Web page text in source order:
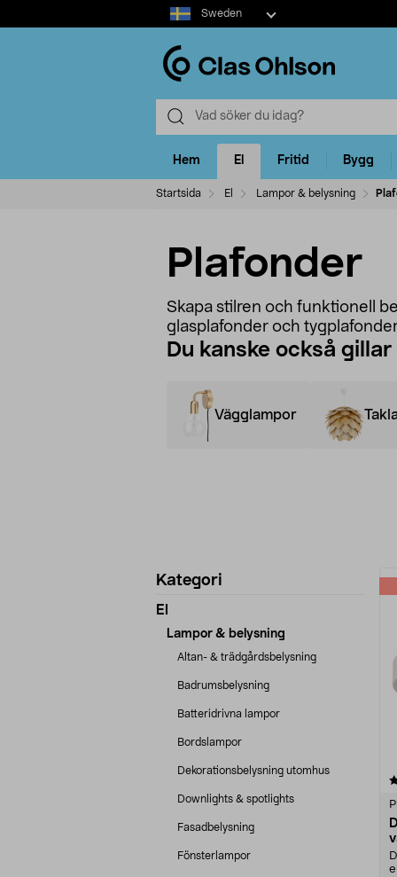
Select
market
Sweden
Hem El Fritid Bygg
Startsida El Lampor & belysning
Plafonder
Skapa stilren och funktionell
glasplafonder och
Du kanske också gillar
Vägglampor
Förfina
produkter
Kategori
El
Lampor & belysning
Altan- & trädgårdsbelysning
Badrumsbelysning
Batteridrivna lampor
Bordslampor
Dekorationsbelysning utomhus
Downlights & spotlights
Fasadbelysning
Fönsterlampor
4.5 av 5 stjärnor